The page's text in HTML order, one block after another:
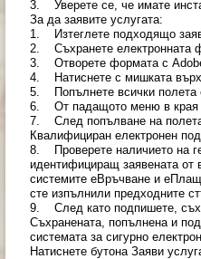
3. Уверете се, че имате
За да заявите услугата:
1. Изтеглете подходящо
2. Съхранете електронната
3. Отворете формата с
4. Натиснете с мишката
5. Попълнете всички полета
6. От падащото меню в края
7. След попълване на
Квалифициран електронен
8. Проверете наличието на
идентифициращ заявената от
системите еВръчване и
сте изпълнили предходните
9. След като подпишете,
Съхранената, попълнена и
системата за сигурно
Натиснете бутона Заяви